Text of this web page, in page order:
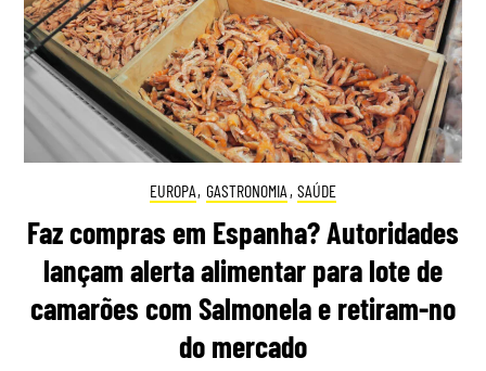
EUROPA, GASTRONOMIA , SAÚDE
Faz compras em Espanha? Autoridades
lançam alerta alimentar para lote de
camarões com Salmonela e retiram-no
do mercado